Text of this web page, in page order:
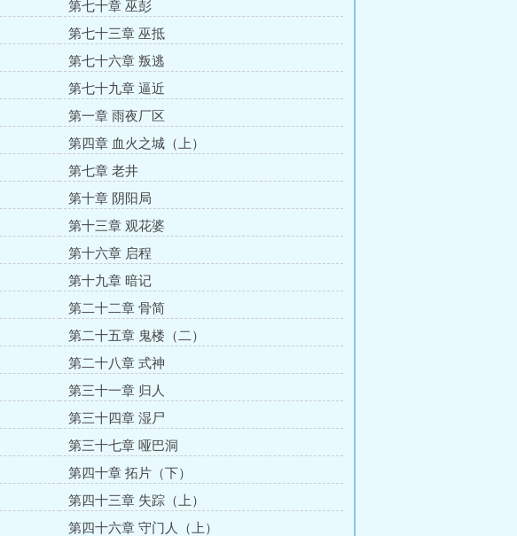
第七十章 巫彭
第七十三章 巫抵
第七十六章 叛逃
第七十九章 逼近
第一章 雨夜厂区
第四章 血火之城（上）
第七章 老井
第十章 阴阳局
第十三章 观花婆
第十六章 启程
第十九章 暗记
第二十二章 骨简
第二十五章 鬼楼（二）
第二十八章 式神
第三十一章 归人
第三十四章 湿尸
第三十七章 哑巴洞
第四十章 拓片（下）
第四十三章 失踪（上）
第四十六章 守门人（上）